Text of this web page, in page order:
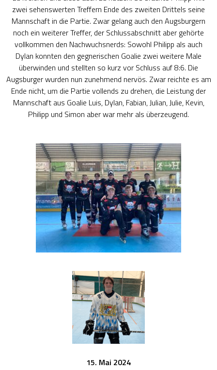
zwei sehenswerten Treffern Ende des zweiten Drittels seine
Mannschaft in die Partie. Zwar gelang auch den Augsburgern
noch ein weiterer Treffer, der Schlussabschnitt aber gehörte
vollkommen den Nachwuchsnerds: Sowohl Philipp als auch
Dylan konnten den gegnerischen Goalie zwei weitere Male
überwinden und stellten so kurz vor Schluss auf 8:6. Die
Augsburger wurden nun zunehmend nervös. Zwar reichte es am
Ende nicht, um die Partie vollends zu drehen, die Leistung der
Mannschaft aus Goalie Luis, Dylan, Fabian, Julian, Julie, Kevin,
Philipp und Simon aber war mehr als überzeugend.
15. Mai 2024